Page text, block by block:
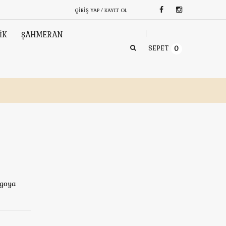
GIRIŞ YAP / KAYIT OL
ŞAHMERAN
SEPET 0